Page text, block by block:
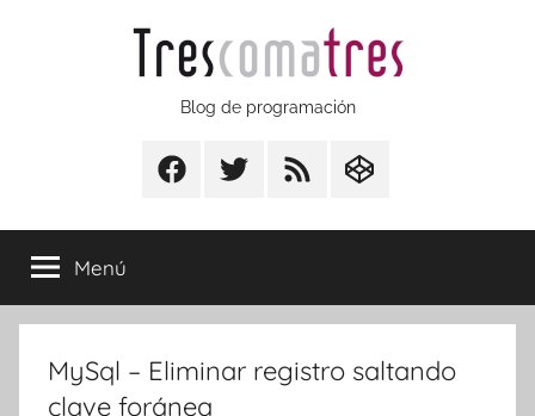
Trescomatres
Blog de programación
FacebookTwitter RSS CodepenIO
Menú
MySql – Eliminar registro saltando
clave foránea